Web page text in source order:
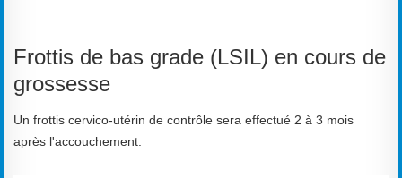
Frottis de bas grade (LSIL) en cours de
grossesse
Un frottis cervico-utérin de contrôle sera effectué 2 à 3 mois
après l'accouchement.